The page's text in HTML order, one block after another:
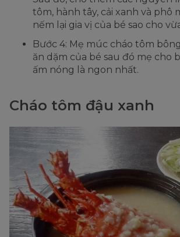
tôm, hành tây, cải xanh và phô
nếm lại gia vị của bé sao cho
Bước 4: Mẹ múc cháo tôm
ăn dặm của bé sau đó mẹ cho
ấm nóng là ngon nhất.
Cháo tôm đậu xanh